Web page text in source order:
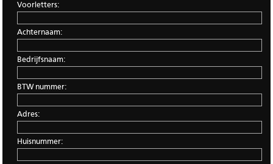
Voorletters:
Achternaam:
Bedrijfsnaam:
BTW nummer:
Adres:
Huisnummer: